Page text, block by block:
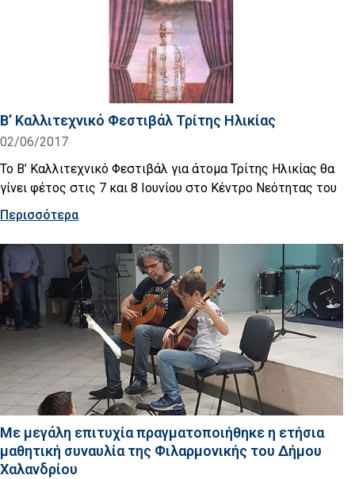
Β’ Καλλιτεχνικό Φεστιβάλ Τρίτης Ηλικίας
02/06/2017
Το Β’ Καλλιτεχνικό Φεστιβάλ για άτομα Τρίτης Ηλικίας θα
γίνει φέτος στις 7 και 8 Ιουνίου στο Κέντρο Νεότητας του
Περισσότερα
Με μεγάλη επιτυχία πραγματοποιήθηκε η ετήσια
μαθητική συναυλία της Φιλαρμονικής του Δήμου
Χαλανδρίου